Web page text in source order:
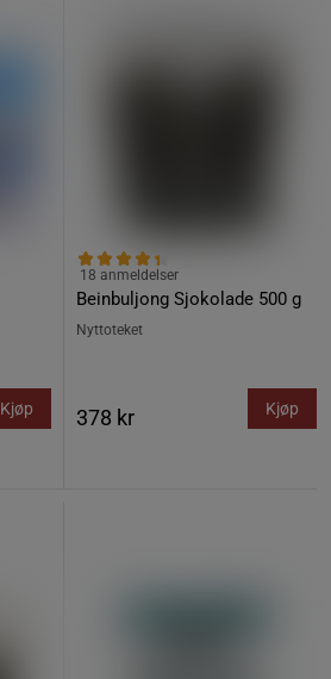
Kjøp
Beinbuljong Sjokolade 500 g
18 anmeldelser
Nyttoteket
378 kr Kjøp